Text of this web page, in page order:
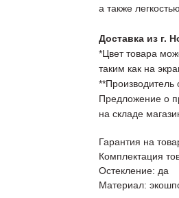
а также
Доставка из г.
*Цвет товара
таким как на
**Производитель
Предложение о
на складе
Гарантия на
Комплектация
Остекление: да
Материал: